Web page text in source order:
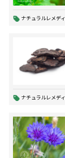
ナチュラルレメディ
ナチュラルレメディ